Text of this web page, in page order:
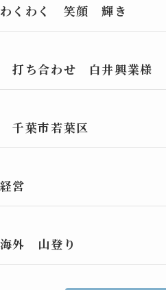
くわく 笑顔 輝き
打ち合わせ 白井興業様
千葉市若葉区
営
外 山登り